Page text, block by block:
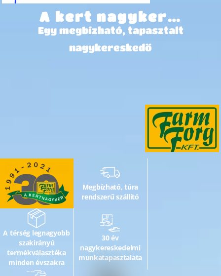
A kert nagyker…
Egy megbízható, tapasztalt
nagykereskedő
Megbízható, túra
rendszerű szállító
A térség legnagyobb
szakirányú
termékválasztéka
minden évszakra
30 év
nagykereskedelmi
munkatapasztalata